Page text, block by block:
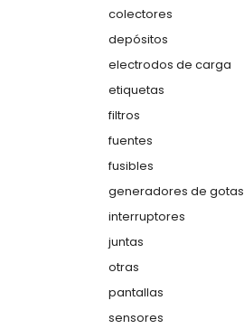
colectores
depósitos
electrodos de carga
etiquetas
filtros
fuentes
fusibles
generadores de gotas
interruptores
juntas
otras
pantallas
sensores